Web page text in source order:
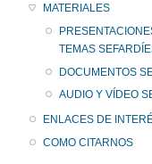
MATERIALES
TEMAS
DOCUMENTOS
AUDIO Y VÍDEO
ENLACES DE
COMO CITARNOS